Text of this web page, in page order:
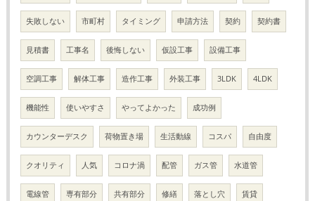
失敗しない 市町村 タイミング 申請方法 契約 契約書
見積書 工事名 後悔しない 仮設工事 設備工事
空調工事 解体工事 造作工事 外装工事 3LDK 4LDK
機能性 使いやすさ やってよかった 成功例
カウンターデスク 荷物置き場 生活動線 コスパ 自由度
クオリティ 人気 コロナ渦 配管 ガス管 水道管
電線管 専有部分 共有部分 修繕 落とし穴 賃貸